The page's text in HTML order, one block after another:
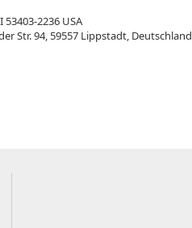
53403-2236 USA
Str. 94, 59557 Lippstadt, Deutschland